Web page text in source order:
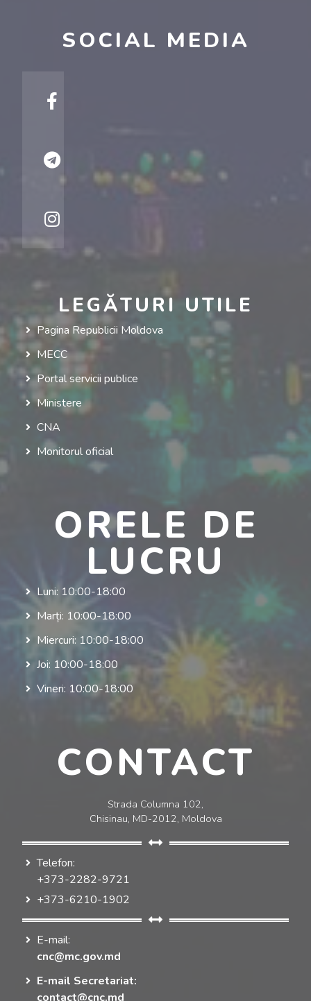
SOCIAL MEDIA
LEGĂTURI UTILE
Pagina Republicii Moldova
MECC
Portal servicii publice
Ministere
CNA
Monitorul oficial
ORELE DE
LUCRU
Luni: 10:00-18:00
Marți: 10:00-18:00
Miercuri: 10:00-18:00
Joi: 10:00-18:00
Vineri: 10:00-18:00
CONTACT
Strada Columna 102,
Chisinau, MD-2012, Moldova
Telefon:
+373-2282-9721
+373-6210-1902
E-mail:
cnc@mc.gov.md
E-mail Secretariat:
contact@cnc.md